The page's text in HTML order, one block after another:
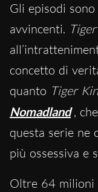
Gli episodi
avvincenti.
concetto di
quanto Tiger
Nomadland ,
questa serie ne
più ossessiva e
Oltre 64 milioni